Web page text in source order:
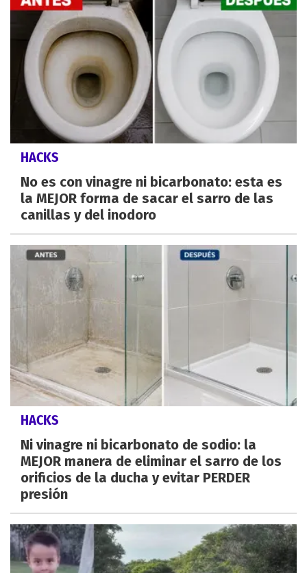
HACKS
No es con vinagre ni bicarbonato: esta es
la MEJOR forma de sacar el sarro de las
canillas y del inodoro
HACKS
Ni vinagre ni bicarbonato de sodio: la
MEJOR manera de eliminar el sarro de los
orificios de la ducha y evitar PERDER
presión